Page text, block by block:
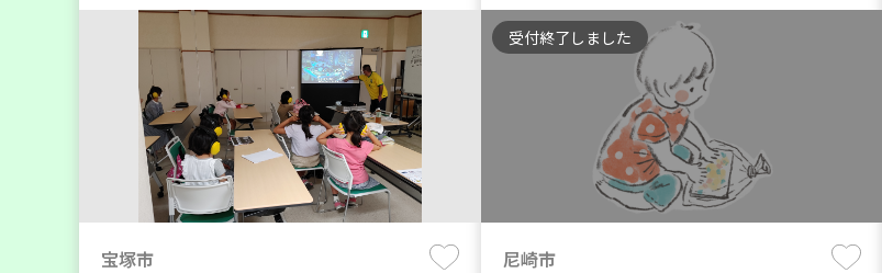
宝塚市
受付終了しました
尼崎市